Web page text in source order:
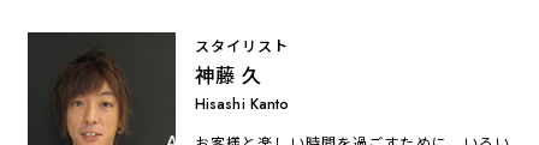
スタイリスト
神藤 久
Hisashi Kanto